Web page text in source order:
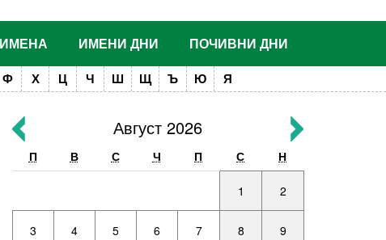
ИМЕНИ ДНИ ПОЧИВНИ ДНИ
Ф Х Ц Ч Ш Щ Ъ Ю Я
Август 2026
П В С Ч П С Н
1 2
3 4 5 6 7 8 9